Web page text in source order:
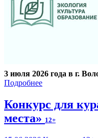
3 июля 2026 года в г.
Подробнее
Конкурс для
места» 12+